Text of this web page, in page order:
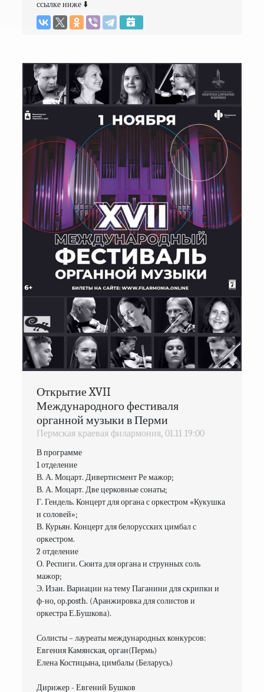
ссылке ниже ⬇️
Открытие XVII
Международного фестиваля
органной музыки в Перми
Пермская краевая филармония, 01.11 19:00
В программе
1 отделение
В. А. Моцарт. Дивертисмент Ре мажор;
В. А. Моцарт. Две церковные сонаты;
Г. Гендель. Концерт для органа с оркестром «Кукушка
и соловей»;
В. Курьян. Концерт для белорусских цимбал с
оркестром.
2 отделение
О. Респиги. Сюита для органа и струнных соль
мажор;
Э. Изаи. Вариации на тему Паганини для скрипки и
ф-но, ор.posth. (Аранжировка для солистов и
оркестра Е.Бушкова).
Солисты – лауреаты международных конкурсов:
Евгения Камянская, орган(Пермь)
Елена Костицына, цимбалы (Беларусь)